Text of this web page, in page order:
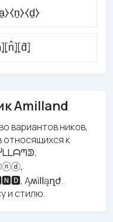
Amilland
вариантов ников,
относящихся к
и стилю.